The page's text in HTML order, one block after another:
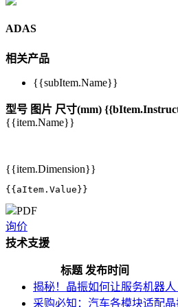
ADAS
相关产品
{{subItem.Name}}
型号 图片 尺寸(mm)
{{item.Name}}
{{item.Dimension}}
{{aItem.Value}}
PDF
询价
技术支援
标题 发布时间
揭秘！晶振如何让服务机器人
采购必知：汽车各模块适配